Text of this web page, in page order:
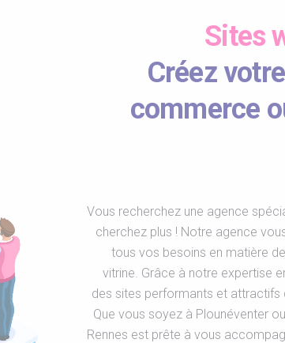
Sites
Créez
commerce
Vous recherchez une agence
cherchez plus ! Notre agence
tous vos besoins en matière
vitrine. Grâce à notre expertise
des sites performants et attractifs
Que vous soyez à Plounéventer
Rennes est prête à vous